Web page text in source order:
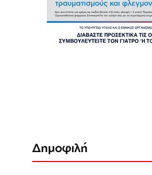
Δημοφιλή